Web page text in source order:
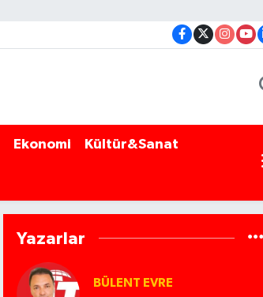
Ekonomi Kültür&Sanat
Yazarlar
BÜLENT EVRE